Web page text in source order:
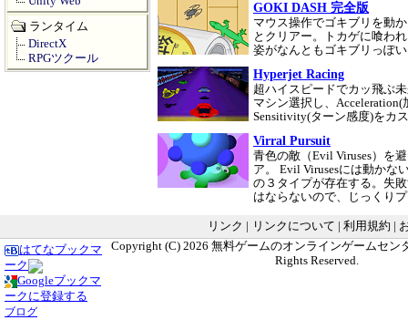
GOKI DASH 完全版
マウス操作でゴキブリを動
とクリアー。トカゲに喰わ
姿がなんともゴキブリっぽ
Hyperjet Racing
超ハイスピードでカッ飛ぶ
マシン選択し、Acceleration(
Sensitivity(ターン感度)をカ
Virral Pursuit
青色の敵（Evil Viruses）を
ア。 Evil Virusesには動かな
の３タイプが存在する。失
はならないので、じっくり
ランタイム
DirectX
RPGツクール
リンク リンクについて 利用規約
はてなブックマ
ーク
Googleブックマ
ークに登録する
ブログ
Copyright (C) 2026 無料ゲームのオンラインゲームセン
Rights Reserved.